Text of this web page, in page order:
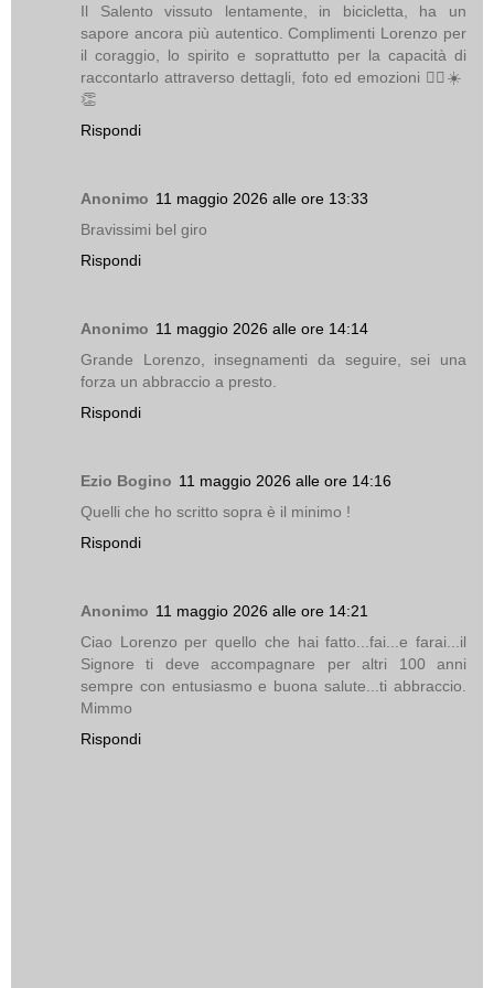
Il Salento vissuto lentamente, in bicicletta, ha un
sapore ancora più autentico. Complimenti Lorenzo per
il coraggio, lo spirito e soprattutto per la capacità di
raccontarlo attraverso dettagli, foto ed emozioni 🚴‍♂️☀️
👏
Rispondi
Anonimo 11 maggio 2026 alle ore 13:33
Bravissimi bel giro
Rispondi
Anonimo 11 maggio 2026 alle ore 14:14
Grande Lorenzo, insegnamenti da seguire, sei una
forza un abbraccio a presto.
Rispondi
Ezio Bogino 11 maggio 2026 alle ore 14:16
Quelli che ho scritto sopra è il minimo !
Rispondi
Anonimo 11 maggio 2026 alle ore 14:21
Ciao Lorenzo per quello che hai fatto...fai...e farai...il
Signore ti deve accompagnare per altri 100 anni
sempre con entusiasmo e buona salute...ti abbraccio.
Mimmo
Rispondi